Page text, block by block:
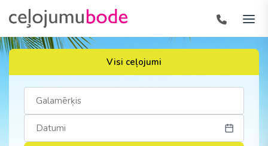
Visi ceļojumi